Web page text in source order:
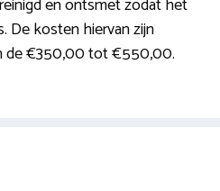
De kosten hiervan zijn
de €350,00 tot €550,00.